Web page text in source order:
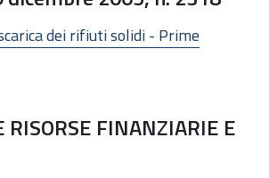
dei rifiuti solidi - Prime
FINANZIARIE E